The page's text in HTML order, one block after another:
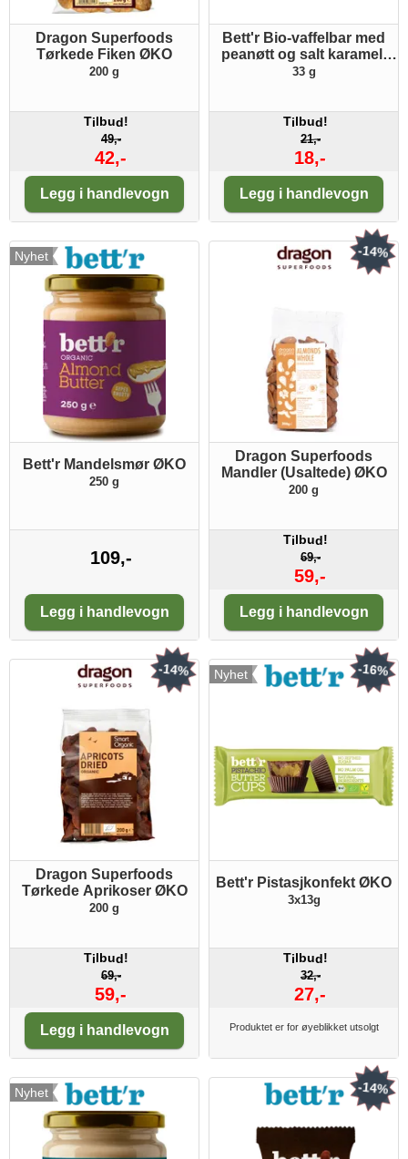
Dragon Superfoods
Tørkede Fiken ØKO
200 g
Tilbud!
49,-
42,-
Legg i handlevogn
Bett'r Bio-vaffelbar med
peanøtt og salt karamell
ØKO
33 g
Tilbud!
21,-
18,-
Legg i handlevogn
Nyhet
Bett'r Mandelsmør ØKO
250 g
109,-
Legg i handlevogn
Dragon Superfoods
Mandler (Usaltede) ØKO
200 g
Tilbud!
69,-
59,-
-14%
Legg i handlevogn
Dragon Superfoods
Tørkede Aprikoser ØKO
200 g
Tilbud!
69,-
59,-
-14%
Legg i handlevogn
Nyhet
Bett'r Pistasjkonfekt ØKO
3x13g
Tilbud!
32,-
27,-
-16%
Produktet er for øyeblikket utsolgt
Nyhet -14%